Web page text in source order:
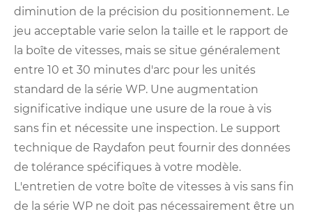
diminution de la précision du positionnement. Le
jeu acceptable varie selon la taille et le rapport de
la boîte de vitesses, mais se situe généralement
entre 10 et 30 minutes d'arc pour les unités
standard de la série WP. Une augmentation
significative indique une usure de la roue à vis
sans fin et nécessite une inspection. Le support
technique de Raydafon peut fournir des données
de tolérance spécifiques à votre modèle.
L'entretien de votre boîte de vitesses à vis sans fin
de la série WP ne doit pas nécessairement être un